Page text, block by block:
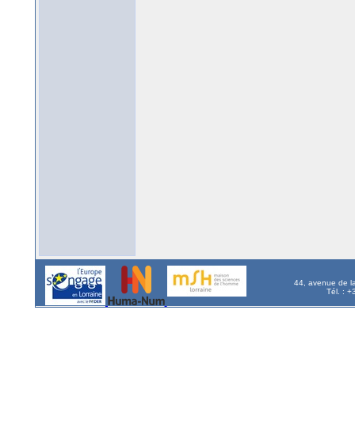
44, avenue de
Tél. :